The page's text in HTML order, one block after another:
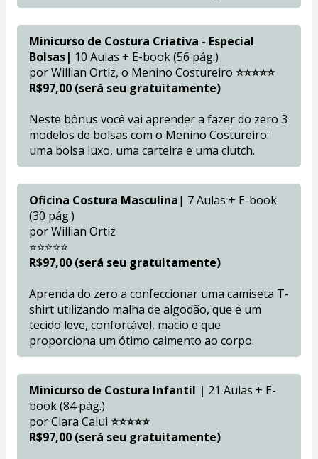
Minicurso de Costura Criativa - Especial
Bolsas| 10 Aulas + E-book (56 pág.)
por Willian Ortiz, o Menino Costureiro ⭐⭐⭐⭐⭐
R$97,00 (será seu gratuitamente)
Neste bônus você vai aprender a fazer do zero 3
modelos de bolsas com o Menino Costureiro:
uma bolsa luxo, uma carteira e uma clutch.
Oficina Costura Masculina| 7 Aulas + E-book
(30 pág.)
por Willian Ortiz
⭐⭐⭐⭐⭐
R$97,00 (será seu gratuitamente)
Aprenda do zero a confeccionar uma camiseta T-
shirt utilizando malha de algodão, que é um
tecido leve, confortável, macio e que
proporciona um ótimo caimento ao corpo.
Minicurso de Costura Infantil | 21 Aulas + E-
book (84 pág.)
por Clara Calui ⭐⭐⭐⭐⭐
R$97,00 (será seu gratuitamente)